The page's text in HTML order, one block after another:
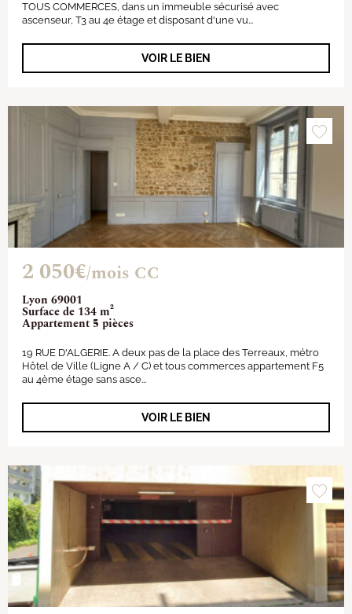
TOUS COMMERCES, dans un immeuble sécurisé avec
ascenseur, T3 au 4e étage et disposant d'une vu...
VOIR LE BIEN
Lyon 69001
Surface de 134 m²
Appartement 5 pièces
2 050€/mois CC
19 RUE D'ALGERIE. A deux pas de la place des Terreaux, métro
Hôtel de Ville (Ligne A / C) et tous commerces appartement F5
au 4ème étage sans asce...
VOIR LE BIEN